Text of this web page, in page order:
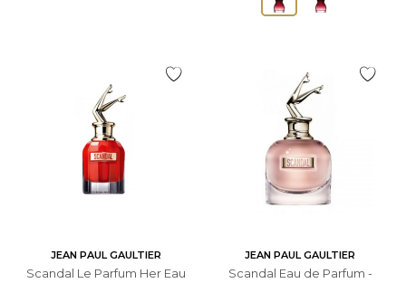
JEAN PAUL GAULTIER
Scandal Le Parfum Her Eau
JEAN PAUL GAULTIER
Scandal Eau de Parfum -